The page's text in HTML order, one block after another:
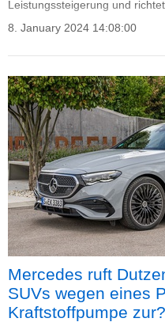
Leistungssteigerung und
8. January 2024 14:08:00
Mercedes ruft
SUVs wegen eines
Kraftstoffpumpe